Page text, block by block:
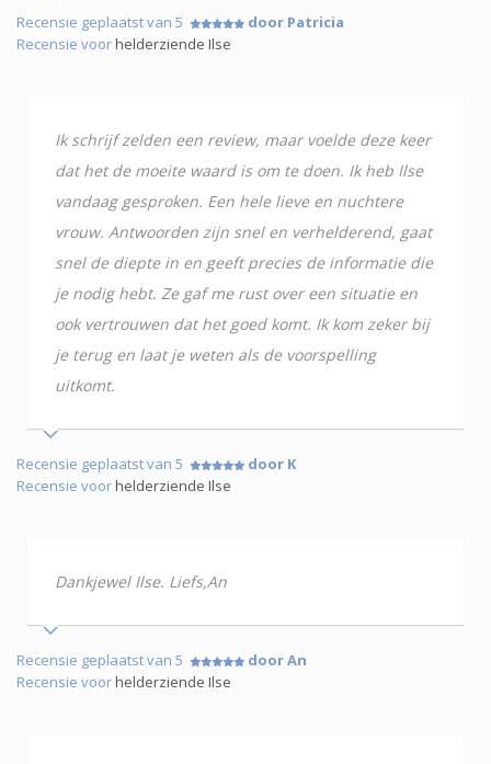
Recensie geplaatst van 5
door Patricia
Recensie voorhelderziende Ilse
Ik schrijf zelden een review, maar voelde deze keer
dat het de moeite waard is om te doen. Ik heb Ilse
vandaag gesproken. Een hele lieve en nuchtere
vrouw. Antwoorden zijn snel en verhelderend, gaat
snel de diepte in en geeft precies de informatie die
je nodig hebt. Ze gaf me rust over een situatie en
ook vertrouwen dat het goed komt. Ik kom zeker bij
je terug en laat je weten als de voorspelling
uitkomt.
Recensie geplaatst van 5
door K
Recensie voorhelderziende Ilse
Dankjewel Ilse. Liefs,An
Recensie geplaatst van 5
door An
Recensie voorhelderziende Ilse